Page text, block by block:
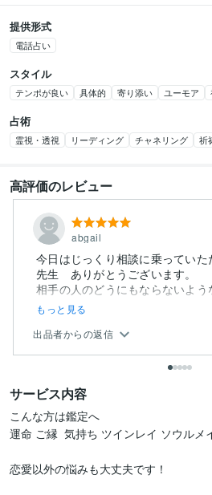
提供形式
電話占い
スタイル
テンポが良い 具体的 寄り添い ユーモア
占術
霊視・透視 リーディング チャネリング 祈
高評価のレビュー
abgail
今日はじっくり相談に乗っていた
先生 ありがとうございます。
相手の人のどうにもならないよ
もっと見る
出品者からの返信
サービス内容
こんな方は鑑定へ
運命 ご縁  気持ち ツインレイ ソウルメ
恋愛以外の悩みも大丈夫です！